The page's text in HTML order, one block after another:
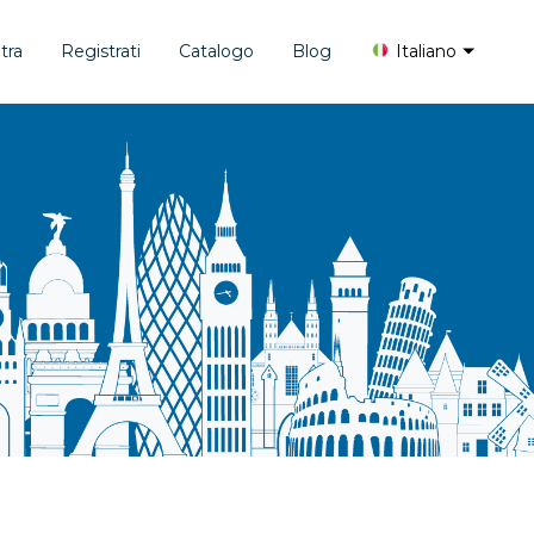
Registrati Catalogo Blog Italiano